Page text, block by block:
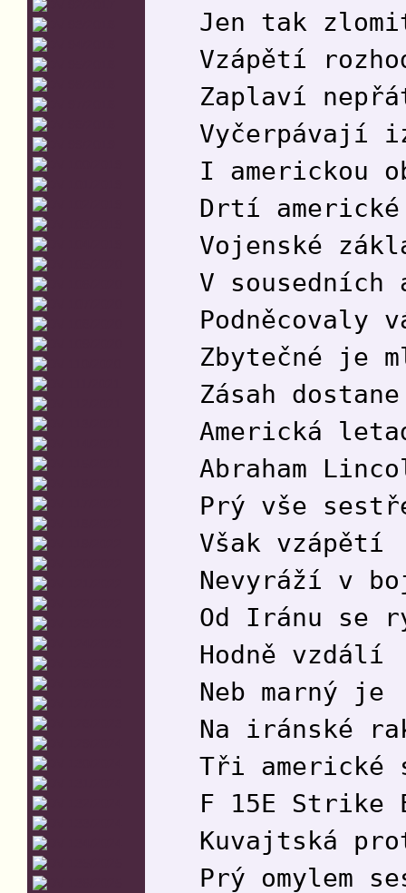
Jen tak
Vzápětí
Zaplaví
Vyčerpávají
I americkou
Drtí
Vojenské
V sousedních
Podněcovaly
Zbytečné je
Zásah dostane
Americká
Abraham
Prý vše
Však vzápětí
Nevyráží v
Od Iránu se
Hodně vzdálí
Neb marný je
Na iránské
Tři americké
F 15E Strike
Kuvajtská
Prý omylem